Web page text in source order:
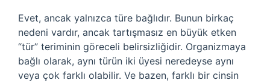
Evet, ancak yalnızca türe bağlıdır. Bunun birkaç
nedeni vardır, ancak tartışmasız en büyük etken
“tür” teriminin göreceli belirsizliğidir. Organizmaya
bağlı olarak, aynı türün iki üyesi neredeyse aynı
veya çok farklı olabilir. Ve bazen, farklı bir cinsin